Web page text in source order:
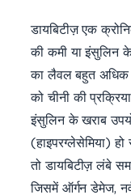
डायबिटीज़ एक
की कमी या इंसुलिन
का लैवल बहुत अधिक
को चीनी की
इंसुलिन के खराब
(हाइपरग्लेसेमिया)
तो डायबिटीज़ लंबे
जिसमें ऑर्गन डेमेज,